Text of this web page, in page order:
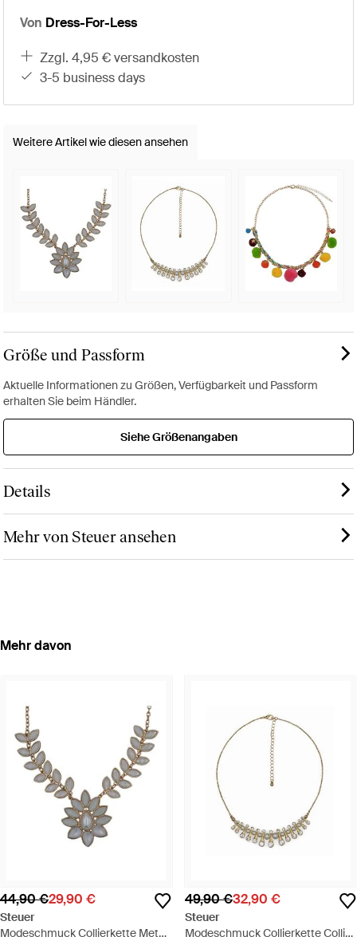
Von Dress-For-Less
zzgl. 4,95 € versandkosten
3-5 business days
Weitere Artikel wie diesen ansehen
Größe und Passform
Aktuelle Informationen zu Größen, Verfügbarkeit und Passform
erhalten Sie beim Händler.
Siehe Größenangaben
Details
Mehr von Steuer ansehen
Mehr davon
44,90 €29,90 €
Steuer
Modeschmuck Collierkette Metall
49,90 €32,90 €
Steuer
Modeschmuck Collierkette Collier